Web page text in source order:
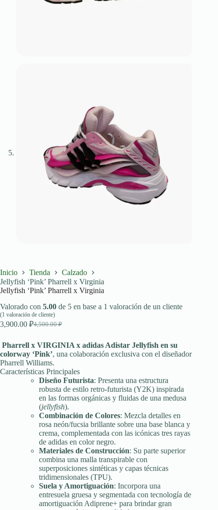
Inicio Tienda
Calzado
Jellyfish ‘Pink’ Pharrell x Virginia
Jellyfish ‘Pink’ Pharrell x Virginia
Valorado con 5.00 de 5 en base a 1 valoración de un cliente
(1 valoración de cliente)
4,500.00₽
El
original
era:
4,500.00 ₽.
3,900.00 ₽
El
actual
es:
3,900.00 ₽.
Pharrell x VIRGINIA x adidas Adistar Jellyfish en su
colorway ‘Pink’, una colaboración exclusiva con el diseñador
Pharrell Williams.
Características Principales
Diseño Futurista: Presenta una estructura
robusta de estilo retro-futurista (Y2K) inspirada
en las formas orgánicas y fluidas de una medusa
(jellyfish).
Combinación de Colores: Mezcla detalles en
rosa neón/fucsia brillante sobre una base blanca y
crema, complementada con las icónicas tres rayas
de adidas en color negro.
Materiales de Construcción: Su parte superior
combina una malla transpirable con
superposiciones sintéticas y capas técnicas
tridimensionales (TPU).
Suela y Amortiguación: Incorpora una
entresuela gruesa y segmentada con tecnología de
amortiguación Adiprene+ para brindar gran